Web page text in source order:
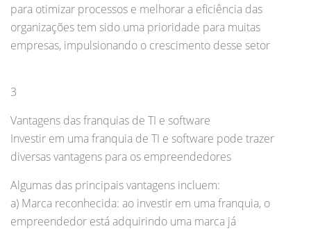
para otimizar processos e melhorar a eficiência das
organizações tem sido uma prioridade para muitas
empresas, impulsionando o crescimento desse setor
3
Vantagens das franquias de TI e software
Investir em uma franquia de TI e software pode trazer
diversas vantagens para os empreendedores
Algumas das principais vantagens incluem:
a) Marca reconhecida: ao investir em uma franquia, o
empreendedor está adquirindo uma marca já